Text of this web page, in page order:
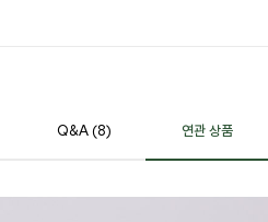
Q&A (8) 연관 상품